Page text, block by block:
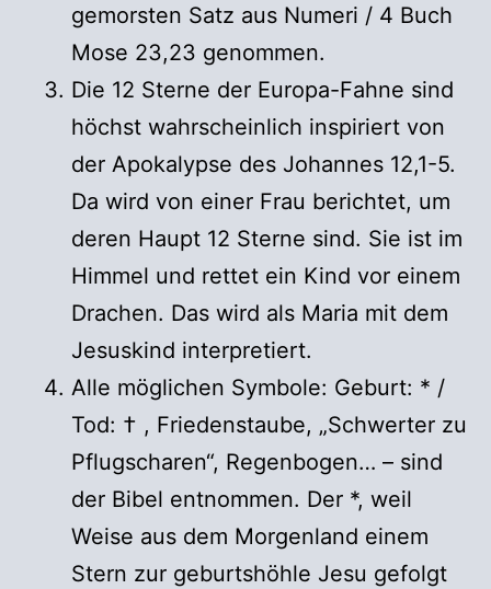
gemorsten Satz aus Numeri / 4 Buch
Mose 23,23 genommen.
Die 12 Sterne der Europa-Fahne sind
höchst wahrscheinlich inspiriert von
der Apokalypse des Johannes 12,1-5.
Da wird von einer Frau berichtet, um
deren Haupt 12 Sterne sind. Sie ist im
Himmel und rettet ein Kind vor einem
Drachen. Das wird als Maria mit dem
Jesuskind interpretiert.
Alle möglichen Symbole: Geburt: * /
Tod: † , Friedenstaube, „Schwerter zu
Pflugscharen“, Regenbogen… – sind
der Bibel entnommen. Der *, weil
Weise aus dem Morgenland einem
Stern zur geburtshöhle Jesu gefolgt